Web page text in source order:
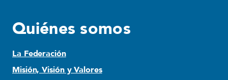
Quiénes somos
La Federación
Misión, Visión y Valores